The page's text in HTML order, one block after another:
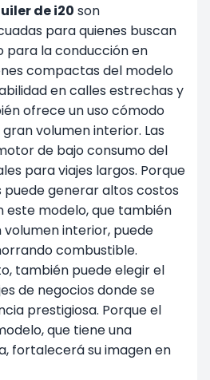
de i20 son
para quienes buscan
para la conducción en
compactas del modelo
en calles estrechas y
ofrece un uso cómodo
volumen interior. Las
de bajo consumo del
para viajes largos. Porque
puede generar altos costos
este modelo, que también
interior, puede
combustible.
también puede elegir el
de negocios donde se
prestigiosa. Porque el
que tiene una
fortalecerá su imagen en